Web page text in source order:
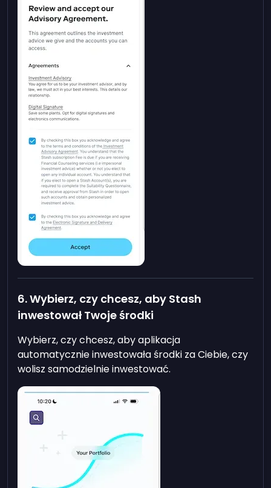
6. Wybierz, czy chcesz, aby Stash
inwestował Twoje środki
Wybierz, czy chcesz, aby aplikacja
automatycznie inwestowała środki za Ciebie, czy
wolisz samodzielnie inwestować.